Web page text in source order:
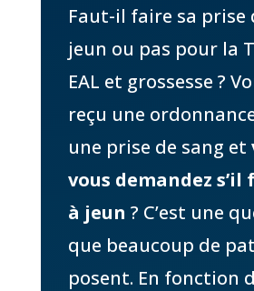
Faut-il faire sa prise
jeun ou pas pour la
EAL et grossesse ?
reçu une
une prise de sang et
vous demandez
à jeun ? C’est une
que beaucoup de
posent. En fonction